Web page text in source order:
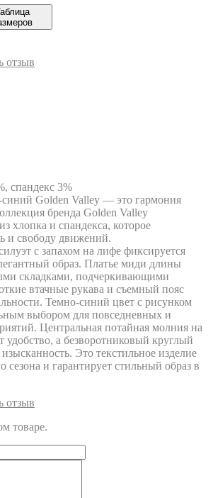
отзыв
спандекс 3%
синий Golden Valley — это гармония
бренда Golden Valley
хлопка и спандекса, которое
и свободу движений.
с запахом на лифе фиксируется
образ. Платье миди длины
складками, подчеркивающими
втачные рукава и съемный пояс
Темно-синий цвет с рисунком
выбором для повседневных и
Центральная потайная молния на
удобство, а безворотниковый круглый
Это текстильное изделие
сезона и гарантирует стильный образ в
отзыв
товаре.